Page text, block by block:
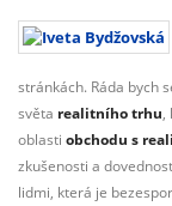
stránkách. Ráda bych
světa realitního trhu
oblasti obchodu s
zkušenosti a
lidmi, která je